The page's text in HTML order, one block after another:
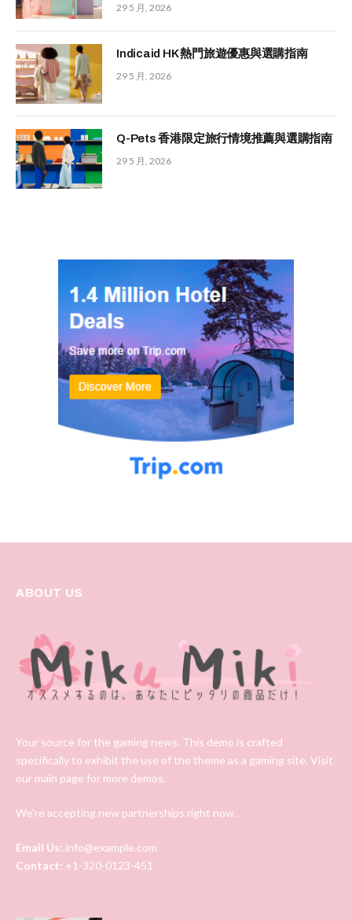
29 5 月, 2026
Indicaid HK 熱門旅遊優惠與選購指南
29 5 月, 2026
Q-Pets 香港限定旅行情境推薦與選購指南
29 5 月, 2026
ABOUT US
Your source for the gaming news. This demo is crafted
specifically to exhibit the use of the theme as a gaming site. Visit
our main page for more demos.
We're accepting new partnerships right now.
Email Us: info@example.com
Contact: +1-320-0123-451